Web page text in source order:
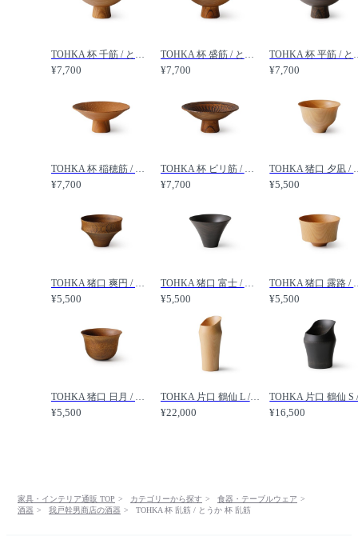
¥7,700 ¥7,700 ¥7,700
¥7,700 ¥7,700 ¥5,500
¥5,500 ¥5,500 ¥5,500
TOHKA 猪口 日月 / とうか 猪口 日月 /
¥5,500
TOHKA 片口 鶴仙 L / とうか 片口 鶴仙 L /
¥22,000 ¥16,500
家具・インテリア通販 TOP カテゴリーから探す
食器・テーブルウェア
酒器
我戸幹男商店の酒器 TOHKA 杯 乱筋 / とうか 杯 乱筋